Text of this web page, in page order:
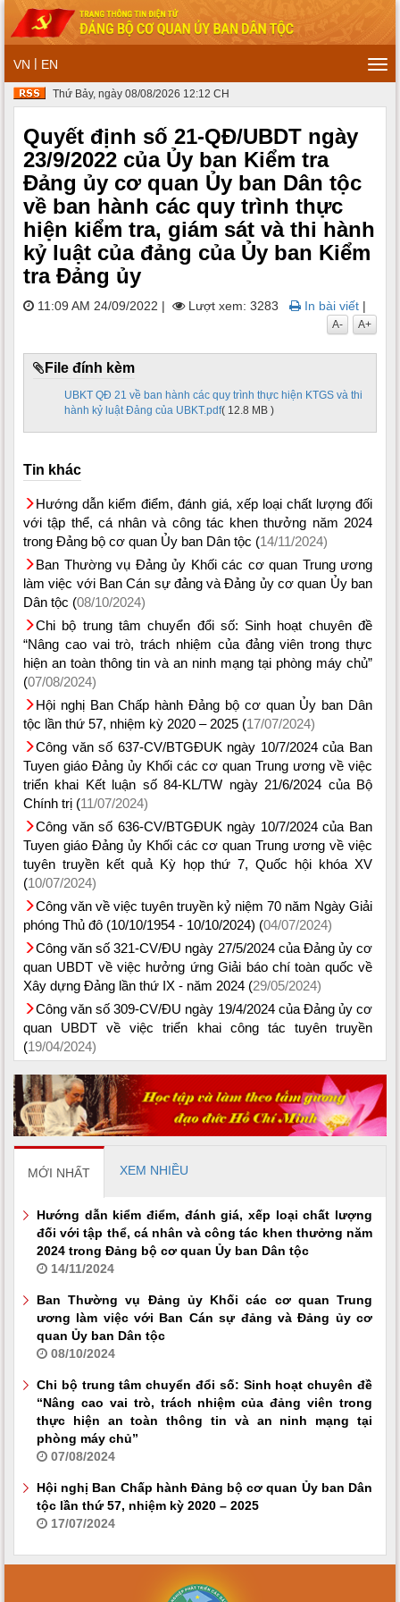
VN | EN
Thứ Bảy, ngày 08/08/2026 12:12 CH
Quyết định số 21-QĐ/UBDT ngày
23/9/2022 của Ủy ban Kiểm tra
Đảng ủy cơ quan Ủy ban Dân tộc
về ban hành các quy trình thực
hiện kiểm tra, giám sát và thi hành
kỷ luật của đảng của Ủy ban Kiểm
tra Đảng ủy
11:09 AM 24/09/2022 | Lượt xem: 3283 In bài viết |
A+
A-
File đính kèm
UBKT QĐ 21 về ban hành các quy trình thực hiện KTGS và thi
hành kỷ luật Đảng của UBKT.pdf( 12.8 MB )
Tin khác
Hướng dẫn kiểm điểm, đánh giá, xếp loại chất lượng đối
với tập thể, cá nhân và công tác khen thưởng năm 2024
trong Đảng bộ cơ quan Ủy ban Dân tộc (14/11/2024)
Ban Thường vụ Đảng ủy Khối các cơ quan Trung ương
làm việc với Ban Cán sự đảng và Đảng ủy cơ quan Ủy ban
Dân tộc (08/10/2024)
Chi bộ trung tâm chuyển đổi số: Sinh hoạt chuyên đề
“Nâng cao vai trò, trách nhiệm của đảng viên trong thực
hiện an toàn thông tin và an ninh mạng tại phòng máy chủ”
(07/08/2024)
Hội nghị Ban Chấp hành Đảng bộ cơ quan Ủy ban Dân
tộc lần thứ 57, nhiệm kỳ 2020 – 2025 (17/07/2024)
Công văn số 637-CV/BTGĐUK ngày 10/7/2024 của Ban
Tuyen giáo Đảng ủy Khối các cơ quan Trung ương về việc
triển khai Kết luận số 84-KL/TW ngày 21/6/2024 của Bộ
Chính trị (11/07/2024)
Công văn số 636-CV/BTGĐUK ngày 10/7/2024 của Ban
Tuyen giáo Đảng ủy Khối các cơ quan Trung ương về việc
tuyên truyền kết quả Kỳ họp thứ 7, Quốc hội khóa XV
(10/07/2024)
Công văn về việc tuyên truyền kỷ niệm 70 năm Ngày Giải
phóng Thủ đô (10/10/1954 - 10/10/2024) (04/07/2024)
Công văn số 321-CV/ĐU ngày 27/5/2024 của Đảng ủy cơ
quan UBDT về việc hưởng ứng Giải báo chí toàn quốc về
Xây dựng Đảng lần thứ IX - năm 2024 (29/05/2024)
Công văn số 309-CV/ĐU ngày 19/4/2024 của Đảng ủy cơ
quan UBDT về việc triển khai công tác tuyên truyền
(19/04/2024)
MỚI NHẤT XEM NHIỀU
Hướng dẫn kiểm điểm, đánh giá, xếp loại chất lượng
đối với tập thể, cá nhân và công tác khen thưởng năm
2024 trong Đảng bộ cơ quan Ủy ban Dân tộc
14/11/2024
Ban Thường vụ Đảng ủy Khối các cơ quan Trung
ương làm việc với Ban Cán sự đảng và Đảng ủy cơ
quan Ủy ban Dân tộc
08/10/2024
Chi bộ trung tâm chuyển đổi số: Sinh hoạt chuyên đề
“Nâng cao vai trò, trách nhiệm của đảng viên trong
thực hiện an toàn thông tin và an ninh mạng tại
phòng máy chủ”
07/08/2024
Hội nghị Ban Chấp hành Đảng bộ cơ quan Ủy ban Dân
tộc lần thứ 57, nhiệm kỳ 2020 – 2025
17/07/2024